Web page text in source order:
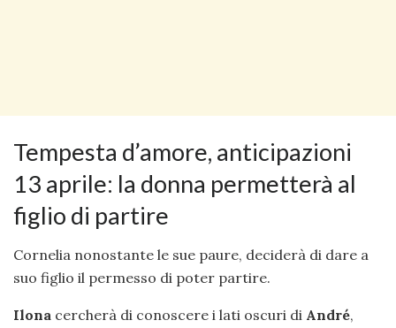
Tempesta d’amore, anticipazioni
13 aprile: la donna permetterà al
figlio di partire
Cornelia nonostante le sue paure, deciderà di dare a
suo figlio il permesso di poter partire.
Ilona cercherà di conoscere i lati oscuri di André,